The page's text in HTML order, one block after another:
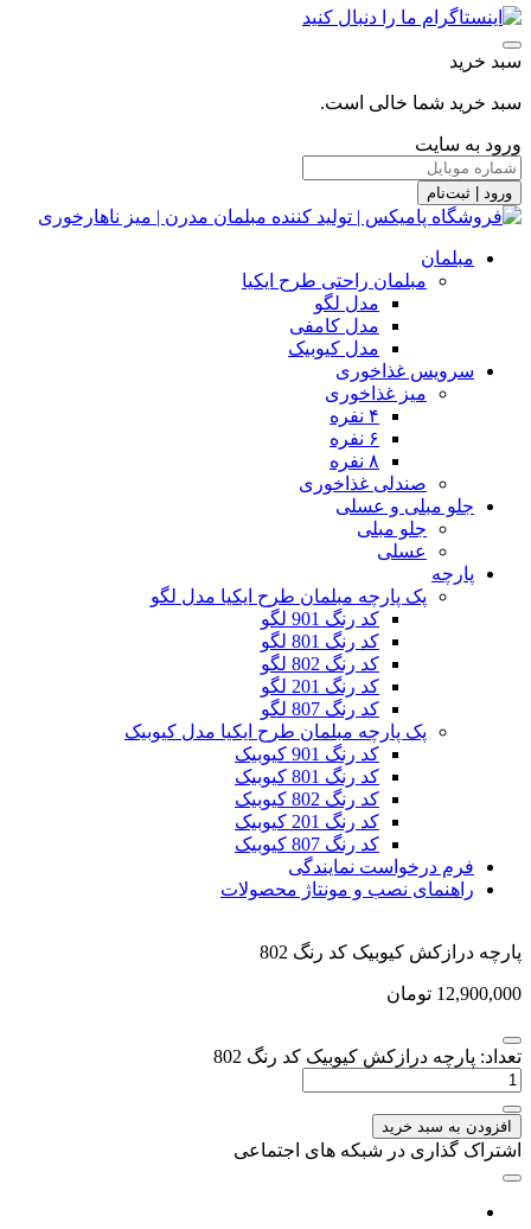
سبد خرید
سبد خرید شما خالی است.
ورود به سایت
ورود | ثبت‌نام
مبلمان
مبلمان راحتی طرح ایکیا
مدل لگو
مدل کامفی
مدل کیوبیک
سرویس غذاخوری
میز غذاخوری
۴ نفره
۶ نفره
۸ نفره
صندلی غذاخوری
جلو مبلی و عسلی
جلو مبلی
عسلی
پارچه
پک پارچه مبلمان طرح ایکیا مدل لگو
کد رنگ 901 لگو
کد رنگ 801 لگو
کد رنگ 802 لگو
کد رنگ 201 لگو
کد رنگ 807 لگو
پک پارچه مبلمان طرح ایکیا مدل کیوبیک
کد رنگ 901 کیوبیک
کد رنگ 801 کیوبیک
کد رنگ 802 کیوبیک
کد رنگ 201 کیوبیک
کد رنگ 807 کیوبیک
فرم درخواست نمایندگی
راهنمای نصب و مونتاژ محصولات
پارچه درازکش کیوبیک کد رنگ 802
12,900,000 تومان
تعداد: پارچه درازکش کیوبیک کد رنگ 802
افزودن به سبد خرید
اشتراک گذاری در شبکه های اجتماعی